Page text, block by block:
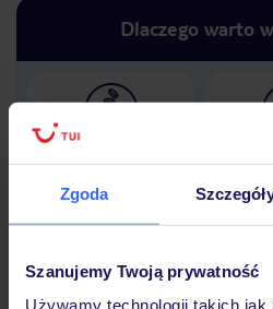
Zgoda
Szanujemy Twoją prywatność
Używamy technologii takich jak
Dlaczego warto
Lider niskich cen